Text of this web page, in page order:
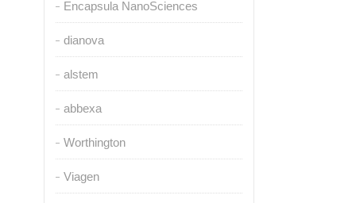
Encapsula NanoSciences
dianova
alstem
abbexa
Worthington
Viagen